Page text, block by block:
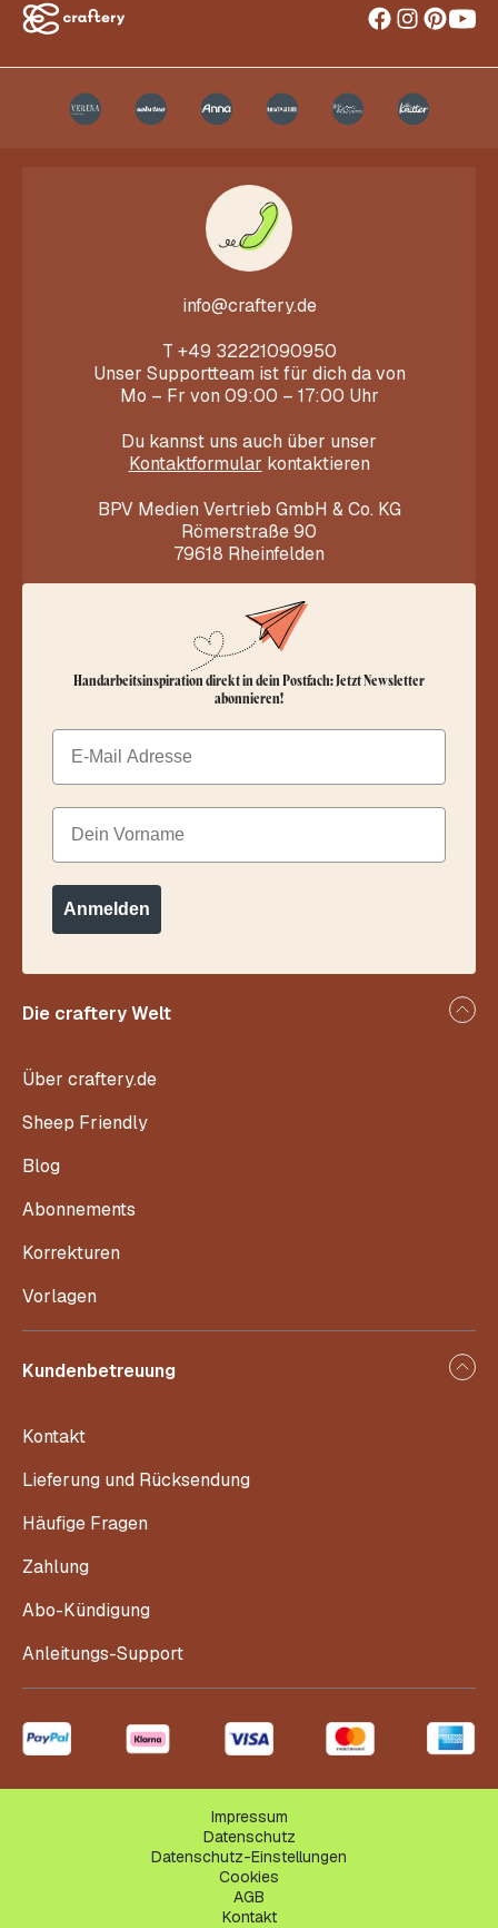
info@craftery.de
T +49 32221090950
Unser Supportteam ist für dich da von
Mo – Fr von 09:00 – 17:00 Uhr
Du kannst uns auch über unser
Kontaktformular kontaktieren
BPV Medien Vertrieb GmbH & Co. KG
Römerstraße 90
79618 Rheinfelden
Die craftery Welt
Über craftery.de
Sheep Friendly
Blog
Abonnements
Korrekturen
Vorlagen
Kundenbetreuung
Kontakt
Lieferung und Rücksendung
Häufige Fragen
Zahlung
Abo-Kündigung
Anleitungs-Support
Handarbeitsinspiration direkt in dein Postfach: Jetzt Newsletter
abonnieren!
Email
Dein Vorname
Anmelden
Impressum
Datenschutz
Datenschutz-Einstellungen
Cookies
AGB
Kontakt